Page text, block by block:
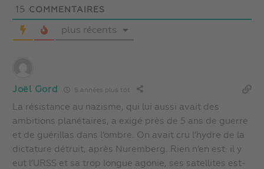
15 COMMENTAIRES
plus récents
Joël Gord 6 années plus tôt
La résistance au nazisme, qui lui aussi avait des
ambitions planétaires, a exigé près de 5 ans de guerre
et de guérillas dans l’ombre. On avait cru l’hydre de la
dictature détruit, après Nuremberg. Rien n’en est: il y
eut l’URSS et sa trop longue agonie, ses satellites est-